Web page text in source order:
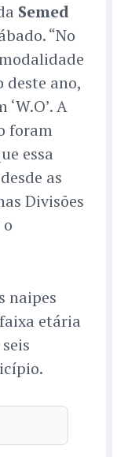
Semed
“No
deste ano,
A
foram
essa
as
Divisões
naipes
etária